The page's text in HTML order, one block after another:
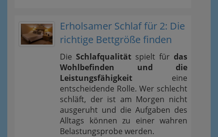
Erholsamer Schlaf für 2: Die
richtige Bettgröße finden
Die Schlafqualität spielt für das
Wohlbefinden und die
Leistungsfähigkeit eine
entscheidende Rolle. Wer schlecht
schläft, der ist am Morgen nicht
ausgeruht und die Aufgaben des
Alltags können zu einer wahren
Belastungsprobe werden.